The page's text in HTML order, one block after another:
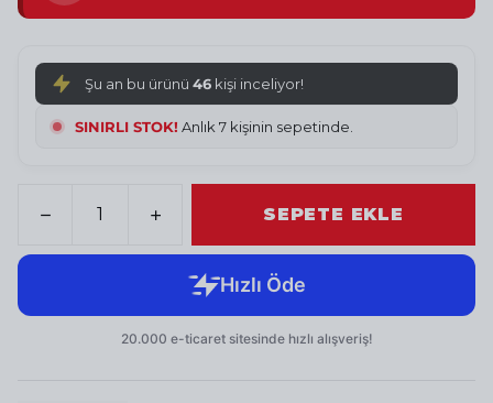
Şu an bu ürünü 46 kişi inceliyor!
SINIRLI STOK! Anlık 7 kişinin sepetinde.
SEPETE EKLE